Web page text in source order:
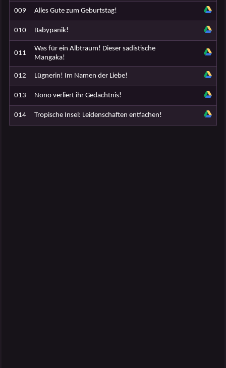
009 Alles Gute zum Geburtstag!
010 Babypanik!
011
Was für ein Albtraum! Dieser sadistische
Mangaka!
012 Lügnerin! Im Namen der Liebe!
013 Nono verliert ihr Gedächtnis!
014 Tropische Insel: Leidenschaften entfachen!